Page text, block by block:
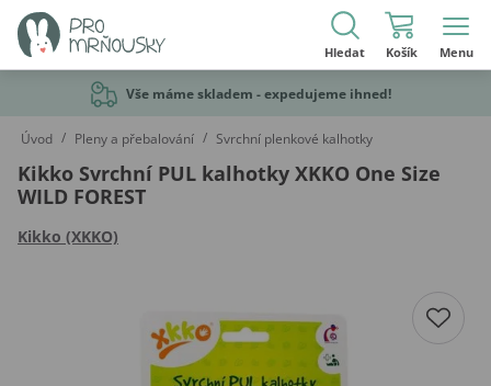
Hledat Košík Menu
Vše máme skladem - expedujeme ihned!
Úvod / Pleny a přebalování / Svrchní plenkové kalhotky
Kikko Svrchní PUL kalhotky XKKO One Size
WILD FOREST
Kikko (XKKO)